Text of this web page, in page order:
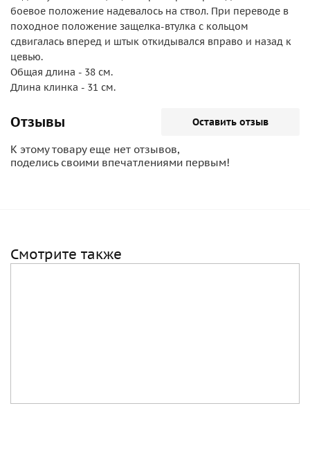
боевое положение надевалось на ствол. При переводе в
походное положение защелка-втулка с кольцом
сдвигалась вперед и штык откидывался вправо и назад к
цевью.
Общая длина - 38 см.
Длина клинка - 31 см.
Отзывы Оставить отзыв
К этому товару еще нет отзывов,
поделись своими впечатлениями первым!
Смотрите также